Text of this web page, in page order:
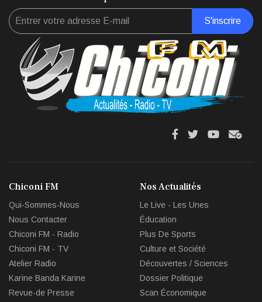
S'inscrire
fa
fa
fab
fas
Chiconi FM
Qui-Sommes-Nous
Nous Contacter
Chiconi FM - Radio
Chiconi FM - TV
Atelier Radio
Karine Banda Karine
Revue-de Presse
Nos Actualités
Le Live - Les Unes
Éducation
Plus De Sports
Culture et Société
Découvertes / Sciences
Dossier Politique
Scan Économique